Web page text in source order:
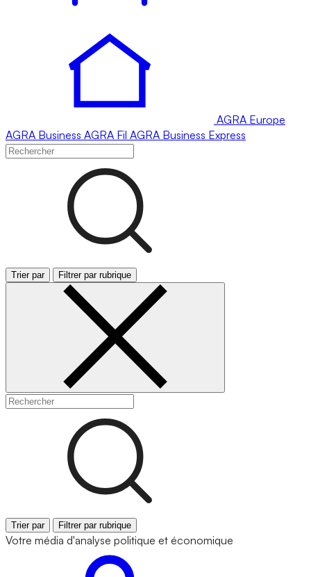
AGRA Europe
AGRA Business AGRA Fil AGRA Business Express
Trier par Filtrer par rubrique
Trier par Filtrer par rubrique
Votre média d'analyse politique et économique